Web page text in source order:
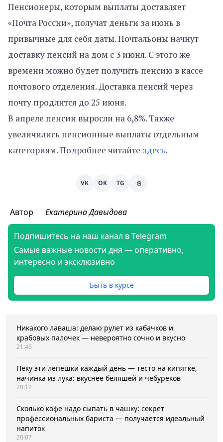
Пенсионеры, которым выплаты доставляет
«Почта России», получат деньги за июнь в
привычные для себя даты. Почтальоны начнут
доставку пенсий на дом с 3 июня. С этого же
времени можно будет получить пенсию в кассе
почтового отделения. Доставка пенсий через
почту продлится до 25 июня.
В апреле пенсии выросли на 6,8%. Также
увеличились пенсионные выплаты отдельным
категориям. Подробнее читайте здесь.
VK OK TG ⎘
Автор Екатерина Давыдова
Подпишитесь на наш канал в Telegram
Самые важные новости дня — оперативно,
интересно и эксклюзивно
Быть в курсе
Никакого лаваша: делаю рулет из кабачков и
крабовых палочек — невероятно сочно и вкусно
21:46
Пеку эти лепешки каждый день — тесто на кипятке,
начинка из лука: вкуснее беляшей и чебуреков
20:12
Сколько кофе надо сыпать в чашку: секрет
профессиональных бариста — получается идеальный
напиток
20:07